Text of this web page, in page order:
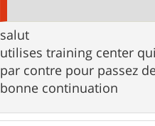
salut
utilises training center
par contre pour passez
bonne continuation